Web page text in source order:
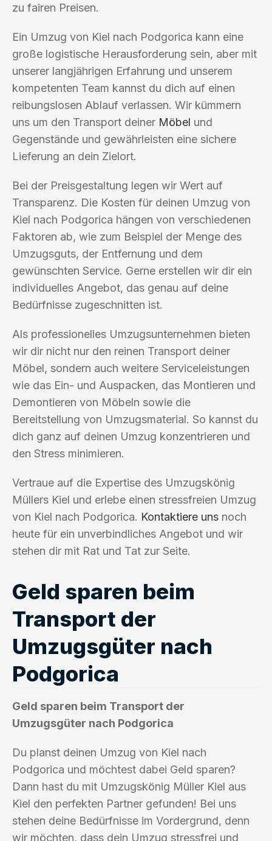
zu fairen Preisen.
Ein Umzug von Kiel nach Podgorica kann eine
große logistische Herausforderung sein, aber mit
unserer langjährigen Erfahrung und unserem
kompetenten Team kannst du dich auf einen
reibungslosen Ablauf verlassen. Wir kümmern
uns um den Transport deiner Möbel und
Gegenstände und gewährleisten eine sichere
Lieferung an dein Zielort.
Bei der Preisgestaltung legen wir Wert auf
Transparenz. Die Kosten für deinen Umzug von
Kiel nach Podgorica hängen von verschiedenen
Faktoren ab, wie zum Beispiel der Menge des
Umzugsguts, der Entfernung und dem
gewünschten Service. Gerne erstellen wir dir ein
individuelles Angebot, das genau auf deine
Bedürfnisse zugeschnitten ist.
Als professionelles Umzugsunternehmen bieten
wir dir nicht nur den reinen Transport deiner
Möbel, sondern auch weitere Serviceleistungen
wie das Ein- und Auspacken, das Montieren und
Demontieren von Möbeln sowie die
Bereitstellung von Umzugsmaterial. So kannst du
dich ganz auf deinen Umzug konzentrieren und
den Stress minimieren.
Vertraue auf die Expertise des Umzugskönig
Müllers Kiel und erlebe einen stressfreien Umzug
von Kiel nach Podgorica. Kontaktiere uns noch
heute für ein unverbindliches Angebot und wir
stehen dir mit Rat und Tat zur Seite.
Geld sparen beim
Transport der
Umzugsgüter nach
Podgorica
Geld sparen beim Transport der
Umzugsgüter nach Podgorica
Du planst deinen Umzug von Kiel nach
Podgorica und möchtest dabei Geld sparen?
Dann hast du mit Umzugskönig Müller Kiel aus
Kiel den perfekten Partner gefunden! Bei uns
stehen deine Bedürfnisse im Vordergrund, denn
wir möchten, dass dein Umzug stressfrei und